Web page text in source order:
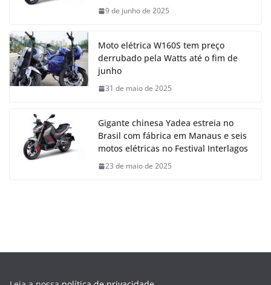
9 de junho de 2025
Moto elétrica W160S tem preço
derrubado pela Watts até o fim de
junho
31 de maio de 2025
Gigante chinesa Yadea estreia no
Brasil com fábrica em Manaus e seis
motos elétricas no Festival Interlagos
23 de maio de 2025